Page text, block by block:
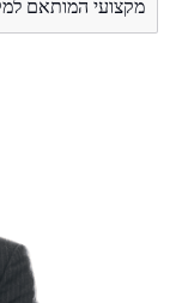
מקצועי המותאם